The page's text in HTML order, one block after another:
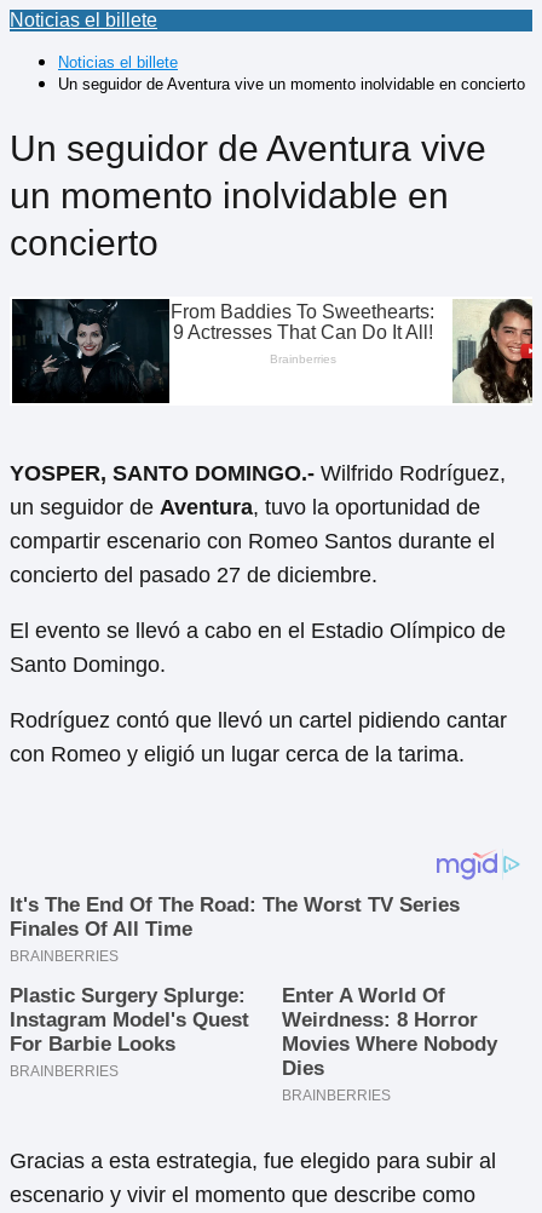
Noticias el billete
Noticias el billete
Un seguidor de Aventura vive un momento inolvidable en concierto
Un seguidor de Aventura vive
un momento inolvidable en
concierto
YOSPER, SANTO DOMINGO.- Wilfrido Rodríguez,
un seguidor de Aventura, tuvo la oportunidad de
compartir escenario con Romeo Santos durante el
concierto del pasado 27 de diciembre.
El evento se llevó a cabo en el Estadio Olímpico de
Santo Domingo.
Rodríguez contó que llevó un cartel pidiendo cantar
con Romeo y eligió un lugar cerca de la tarima.
Gracias a esta estrategia, fue elegido para subir al
escenario y vivir el momento que describe como